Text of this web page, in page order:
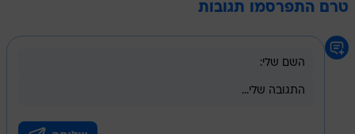
טרם התפרסמו תגובות